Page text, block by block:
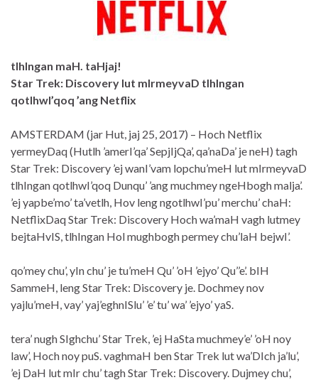
tlhIngan maH. taHjaj!
Star Trek: Discovery lut mIrmeyvaD tlhIngan
qotlhwI’qoq ’ang Netflix
AMSTERDAM (jar Hut, jaj 25, 2017) – Hoch Netflix
yermeyDaq (Hutlh ’amerI’qa’ SepjIjQa’, qa’naDa’ je neH) tagh
Star Trek: Discovery ’ej wanI’vam lopchu’meH lut mIrmeyvaD
tlhIngan qotlhwI’qoq Dunqu’ ’ang muchmey ngeHbogh malja’.
’ej yapbe’mo’ ta’vetlh, Hov leng ngotlhwI’pu’ merchu’ chaH:
NetflixDaq Star Trek: Discovery Hoch wa’maH vagh lutmey
bejtaHvIS, tlhIngan Hol mughbogh permey chu’laH bejwI’.
qo’mey chu’, yIn chu’ je tu’meH Qu’ ’oH ’ejyo’ Qu’’e’. bIH
SammeH, leng Star Trek: Discovery je. Dochmey nov
yajlu’meH, vay’ yaj’eghnISlu’ ’e’ tu’ wa’ ’ejyo’ yaS.
tera’ nugh SIghchu’ Star Trek, ’ej HaSta muchmey’e’ ’oH noy
law’, Hoch noy puS. vaghmaH ben Star Trek lut wa’DIch ja’lu’,
’ej DaH lut mIr chu’ tagh Star Trek: Discovery. Dujmey chu’,